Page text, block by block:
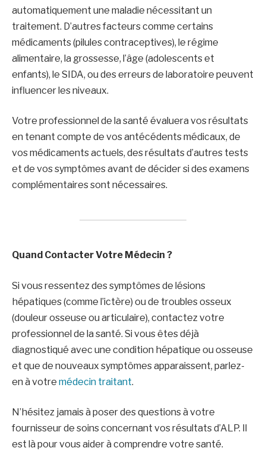
automatiquement une maladie nécessitant un
traitement. D’autres facteurs comme certains
médicaments (pilules contraceptives), le régime
alimentaire, la grossesse, l’âge (adolescents et
enfants), le SIDA, ou des erreurs de laboratoire peuvent
influencer les niveaux.
Votre professionnel de la santé évaluera vos résultats
en tenant compte de vos antécédents médicaux, de
vos médicaments actuels, des résultats d’autres tests
et de vos symptômes avant de décider si des examens
complémentaires sont nécessaires.
Quand Contacter Votre Médecin ?
Si vous ressentez des symptômes de lésions
hépatiques (comme l’ictère) ou de troubles osseux
(douleur osseuse ou articulaire), contactez votre
professionnel de la santé. Si vous êtes déjà
diagnostiqué avec une condition hépatique ou osseuse
et que de nouveaux symptômes apparaissent, parlez-
en à votre médecin traitant.
N’hésitez jamais à poser des questions à votre
fournisseur de soins concernant vos résultats d’ALP. Il
est là pour vous aider à comprendre votre santé.